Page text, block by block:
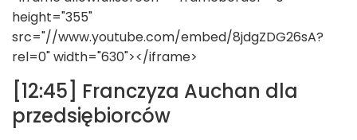
height="355"
src="//www.youtube.com/embed/8jdgZDG26sA?
rel=0" width="630"></iframe>
[12:45] Franczyza Auchan dla
przedsiębiorców